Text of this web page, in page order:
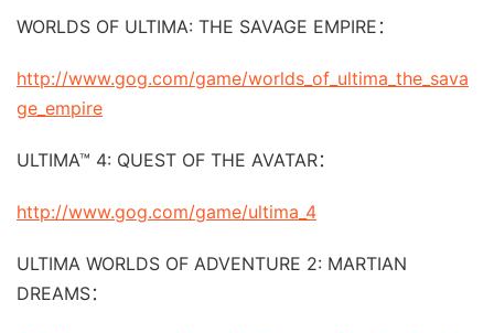
WORLDS OF ULTIMA: THE SAVAGE EMPIRE：
http://www.gog.com/game/worlds_of_ultima_the_sava
ge_empire
ULTIMA™ 4: QUEST OF THE AVATAR：
http://www.gog.com/game/ultima_4
ULTIMA WORLDS OF ADVENTURE 2: MARTIAN
DREAMS：